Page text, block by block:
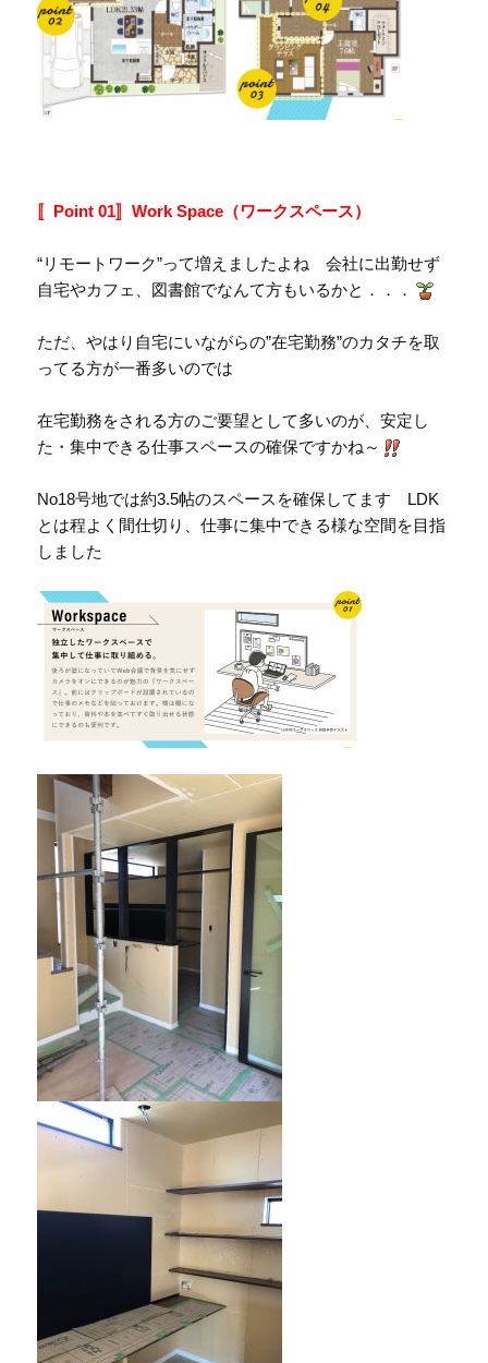
〚Point 01〛Work Space（ワークスペース）
“リモートワーク”って増えましたよね 会社に出勤せず
自宅やカフェ、図書館でなんて方もいるかと．．．
ただ、やはり自宅にいながらの”在宅勤務”のカタチを取
ってる方が一番多いのでは
在宅勤務をされる方のご要望として多いのが、安定し
た・集中できる仕事スペースの確保ですかね～
No18号地では約3.5帖のスペースを確保してます LDK
とは程よく間仕切り、仕事に集中できる様な空間を目指
しました